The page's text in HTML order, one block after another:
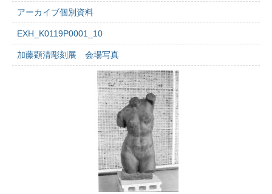
アーカイブ個別資料
EXH_K0119P0001_10
加藤顕清彫刻展 会場写真